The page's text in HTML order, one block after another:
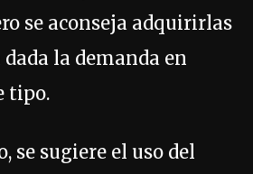
se aconseja adquirirlas
la demanda en
tipo.
se sugiere el uso del